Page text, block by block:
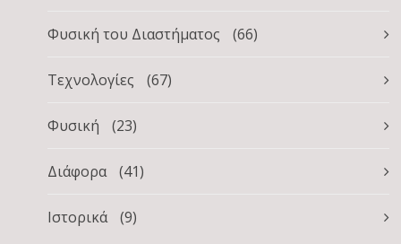
Φυσική του Διαστήματος (66)
Τεχνολογίες (67)
Φυσική (23)
Διάφορα (41)
Ιστορικά (9)